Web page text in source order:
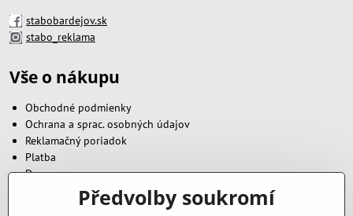
stabobardejov.sk
stabo_reklama
Vše o nákupu
Obchodné podmienky
Ochrana a sprac. osobných údajov
Reklamačný poriadok
Platba
Doprava
Předvolby soukromí